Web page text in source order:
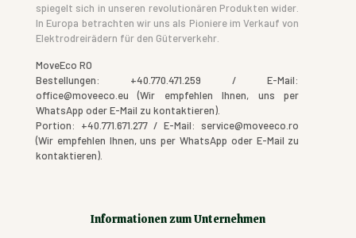
spiegelt sich in unseren revolutionären Produkten wider.
In Europa betrachten wir uns als Pioniere im Verkauf von
Elektrodreirädern für den Güterverkehr.
MoveEco RO
Bestellungen: +40.770.471.259 / E-Mail:
office@moveeco.eu (Wir empfehlen Ihnen, uns per
WhatsApp oder E-Mail zu kontaktieren).
Portion: +40.771.671.277 / E-Mail: service@moveeco.ro
(Wir empfehlen Ihnen, uns per WhatsApp oder E-Mail zu
kontaktieren).
Informationen zum Unternehmen